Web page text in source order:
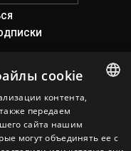
ENGLISH
cookie
контента,
передаем
сайта нашим
могут объединять ее с